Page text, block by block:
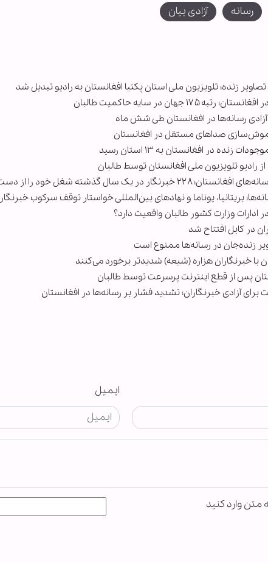
رسانه آزادی بیان
زنده؛ تلویزیون ملی استان پکتیا افغانستان به رادیو تبدیل شد
جهان در سایه حاکمیت طالبان
صداهای مستقل در افغانستان
در افغانستان به ۱۳ استان رسید
در یک سال گذشته شغل خود را از دست دادند
بریتانیا، یوناما و نهادهای بین‌المللی خواستار توقف سرکوب
ادارات وزارت کشور طالبان واقعیت دارد؟
در کابل افتتاح شد
زنده‌جان در رسانه‌ها ممنوع است
با خبرنگاران هزاره (شیعه) شدیدتر برخورد می‌کنند
پس از قطع اینترنت پرسرعت توسط طالبان
آزادی خبرنگاران؛ تشدید فشار بر رسانه‌ها در افغانستان
ایمیل
متن وارد کنید